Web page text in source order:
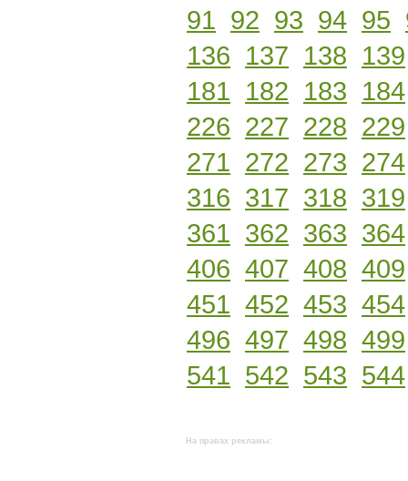
91 92 93 94 95
136 137 138 139
181 182 183 184
226 227 228 229
271 272 273 274
316 317 318 319
361 362 363 364
406 407 408 409
451 452 453 454
496 497 498 499
541 542 543 544
На правах рекламы: